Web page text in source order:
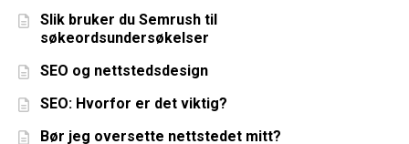
Slik bruker du Semrush til
søkeordsundersøkelser
SEO og nettstedsdesign
SEO: Hvorfor er det viktig?
Bør jeg oversette nettstedet mitt?